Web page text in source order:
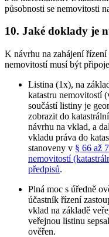
působnosti se nemovitosti
10. Jaké doklady je
K návrhu na zahájení
nemovitostí musí být
Listina (1x), na
katastru nemovitostí
součástí listiny je
zobrazit do
návrhu na vklad, a
vkladu práva do
stanoveny v § 66 až
nemovitostí
předpisů.
Plná moc s úředně
účastník řízení
vklad na základě
veřejnou listinu
ověřen.